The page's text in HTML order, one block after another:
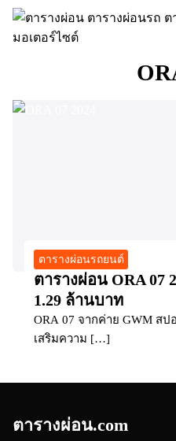
Skip
Search
ตารางผ่อนรถยนต์
ตารางผ่อน ORA 07
1.29 ล้านบาท
ORA 07 จากค่าย GWM ส
เสริมความ […]
ตารางผ่อน.com